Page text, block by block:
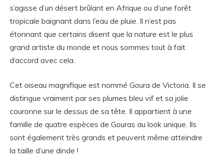
s’agisse d’un désert brûlant en Afrique ou d’une forêt
tropicale baignant dans l’eau de pluie. Il n’est pas
étonnant que certains disent que la nature est le plus
grand artiste du monde et nous sommes tout à fait
d’accord avec cela.
Cet oiseau magnifique est nommé Goura de Victoria. Il se
distingue vraiment par ses plumes bleu vif et sa jolie
couronne sur le dessus de sa tête. Il appartient à une
famille de quatre espèces de Gouras au look unique. Ils
sont également très grands et peuvent même atteindre
la taille d’une dinde !